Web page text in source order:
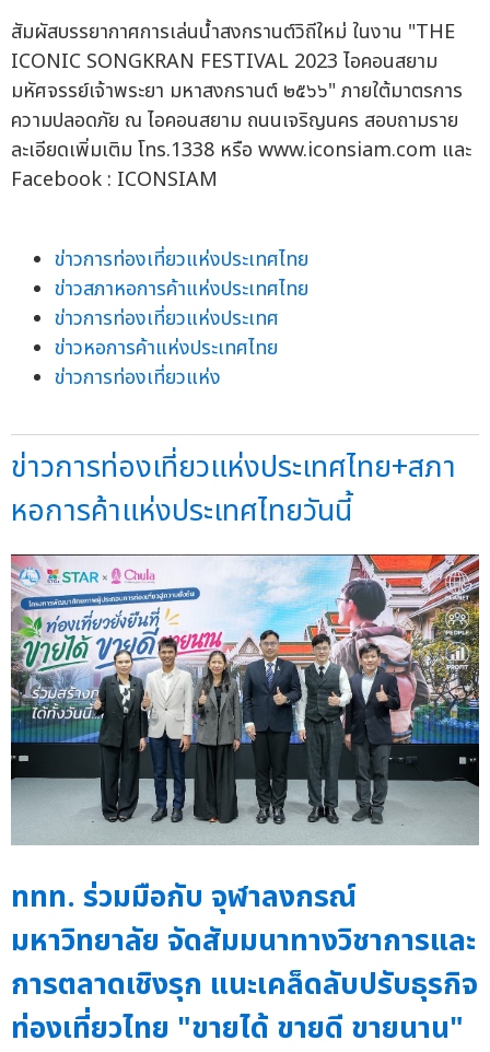
สัมผัสบรรยากาศการเล่นน้ำสงกรานต์วิถีใหม่ ในงาน "THE
ICONIC SONGKRAN FESTIVAL 2023 ไอคอนสยาม
มหัศจรรย์เจ้าพระยา มหาสงกรานต์ ๒๕๖๖" ภายใต้มาตรการ
ความปลอดภัย ณ ไอคอนสยาม ถนนเจริญนคร สอบถามราย
ละเอียดเพิ่มเติม โทร.1338 หรือ www.iconsiam.com และ
Facebook : ICONSIAM
ข่าวการท่องเที่ยวแห่งประเทศไทย
ข่าวสภาหอการค้าแห่งประเทศไทย
ข่าวการท่องเที่ยวแห่งประเทศ
ข่าวหอการค้าแห่งประเทศไทย
ข่าวการท่องเที่ยวแห่ง
ข่าวการท่องเที่ยวแห่งประเทศไทย+สภา
หอการค้าแห่งประเทศไทยวันนี้
ททท. ร่วมมือกับ จุฬาลงกรณ์
มหาวิทยาลัย จัดสัมมนาทางวิชาการและ
การตลาดเชิงรุก แนะเคล็ดลับปรับธุรกิจ
ท่องเที่ยวไทย "ขายได้ ขายดี ขายนาน"